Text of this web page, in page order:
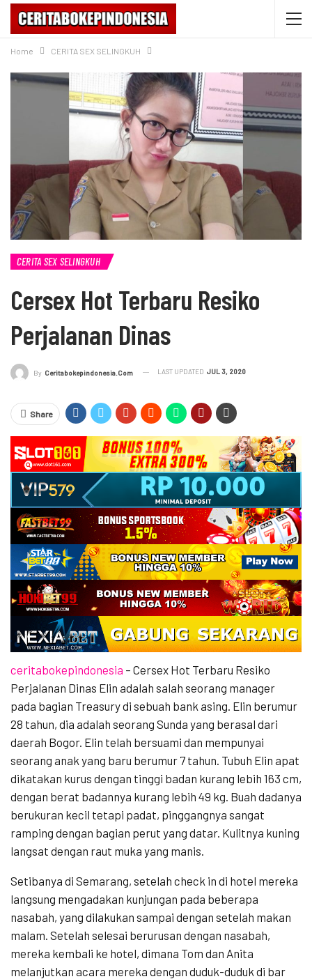
Home CERITA SEX SELINGKUH
CERITA SEX SELINGKUH
Cersex Hot Terbaru Resiko
Perjalanan Dinas
By Ceritabokepindonesia.com LAST UPDATED JUL 3, 2020
Share
ceritabokepindonesia – Cersex Hot Terbaru Resiko
Perjalanan Dinas Elin adalah salah seorang manager
pada bagian Treasury di sebuah bank asing. Elin berumur
28 tahun, dia adalah seorang Sunda yang berasal dari
daerah Bogor. Elin telah bersuami dan mempunyai
seorang anak yang baru berumur 7 tahun. Tubuh Elin apat
dikatakan kurus dengan tinggi badan kurang lebih 163 cm,
dengan berat badannya kurang lebih 49 kg. Buah dadanya
berukuran kecil tetapi padat, pinggangnya sangat
ramping dengan bagian perut yang datar. Kulitnya kuning
langsat dengan raut muka yang manis.
Setibanya di Semarang, setelah check in di hotel mereka
langsung mengadakan kunjungan pada beberapa
nasabah, yang dilakukan sampai dengan setelah makan
malam. Setelah selesai berurusan dengan nasabah,
mereka kembali ke hotel, dimana Tom dan Anita
melanjutkan acara mereka dengan duduk-duduk di bar